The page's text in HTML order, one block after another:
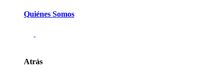
Quiénes Somos
Atrás